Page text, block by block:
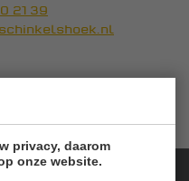
privacy, daarom
onze website.
21 39